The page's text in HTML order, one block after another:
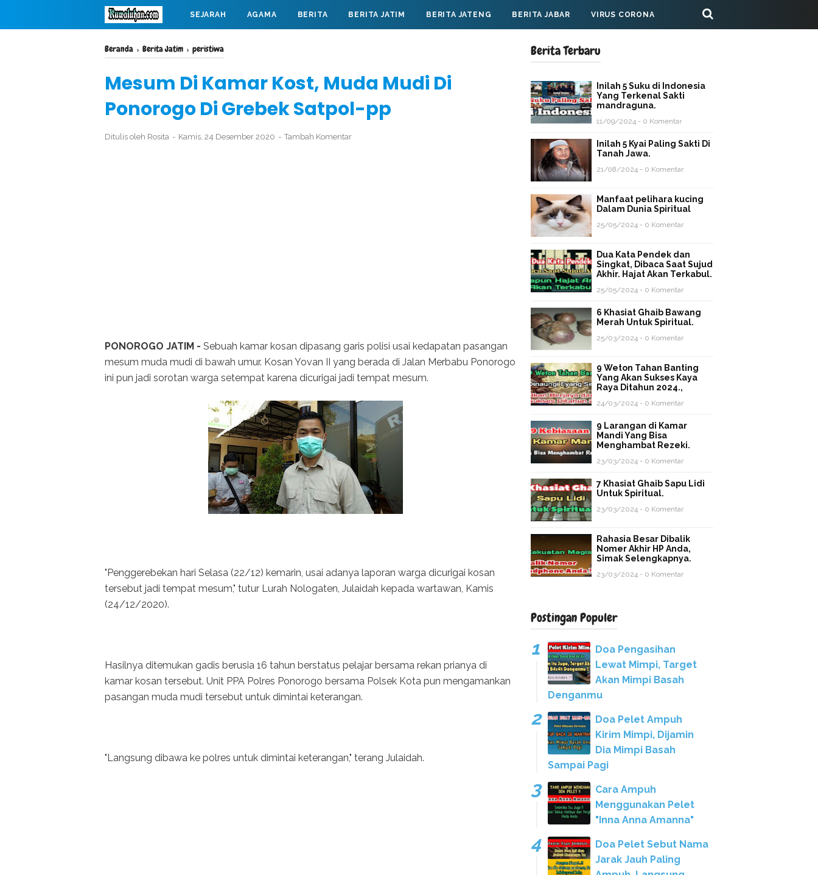
SEJARAH AGAMA BERITA BERITA JATIM BERITA JATENG BERITA JABAR VIRUS CORONA
MAHABARATA
Beranda › Berita Jatim › peristiwa
Mesum Di Kamar Kost, Muda Mudi Di
Ponorogo Di Grebek Satpol-pp
Ditulis oleh Rosita Kamis, 24 Desember 2020 Tambah Komentar
PONOROGO JATIM - Sebuah kamar kosan dipasang garis polisi usai kedapatan pasangan
mesum muda mudi di bawah umur. Kosan Yovan II yang berada di Jalan Merbabu Ponorogo
ini pun jadi sorotan warga setempat karena dicurigai jadi tempat mesum.
"Penggerebekan hari Selasa (22/12) kemarin, usai adanya laporan warga dicurigai kosan
tersebut jadi tempat mesum," tutur Lurah Nologaten, Julaidah kepada wartawan, Kamis
(24/12/2020).
Hasilnya ditemukan gadis berusia 16 tahun berstatus pelajar bersama rekan prianya di
kamar kosan tersebut. Unit PPA Polres Ponorogo bersama Polsek Kota pun mengamankan
pasangan muda mudi tersebut untuk dimintai keterangan.
"Langsung dibawa ke polres untuk dimintai keterangan," terang Julaidah.
Berita Terbaru
Inilah 5 Suku di Indonesia
Yang Terkenal Sakti
mandraguna.
11/09/2024 - 0 Komentar
Inilah 5 Kyai Paling Sakti Di
Tanah Jawa.
21/08/2024 - 0 Komentar
Manfaat pelihara kucing
Dalam Dunia Spiritual
25/05/2024 - 0 Komentar
Dua Kata Pendek dan
Singkat, Dibaca Saat Sujud
Akhir. Hajat Akan Terkabul.
25/05/2024 - 0 Komentar
6 Khasiat Ghaib Bawang
Merah Untuk Spiritual.
25/03/2024 - 0 Komentar
9 Weton Tahan Banting
Yang Akan Sukses Kaya
Raya Ditahun 2024.,
24/03/2024 - 0 Komentar
9 Larangan di Kamar
Mandi Yang Bisa
Menghambat Rezeki.
23/03/2024 - 0 Komentar
7 Khasiat Ghaib Sapu Lidi
Untuk Spiritual.
23/03/2024 - 0 Komentar
Rahasia Besar Dibalik
Nomer Akhir HP Anda,
Simak Selengkapnya.
23/03/2024 - 0 Komentar
Postingan Populer
Doa Pengasihan
Lewat Mimpi, Target
Akan Mimpi Basah
Denganmu
Doa Pelet Ampuh
Kirim Mimpi, Dijamin
Dia Mimpi Basah
Sampai Pagi
Cara Ampuh
Menggunakan Pelet
"Inna Anna Amanna"
Doa Pelet Sebut Nama
Jarak Jauh Paling